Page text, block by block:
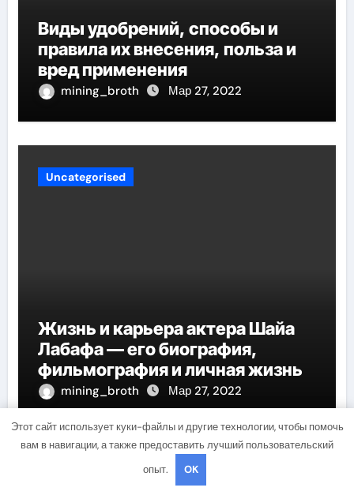
Виды удобрений, способы и
правила их внесения, польза и
вред применения
mining_broth Мар 27, 2022
Uncategorised
Жизнь и карьера актера Шайа
Лабафа — его биография,
фильмография и личная жизнь
mining_broth Мар 27, 2022
Этот сайт использует куки-файлы и другие технологии, чтобы помочь
вам в навигации, а также предоставить лучший пользовательский
опыт.
OK